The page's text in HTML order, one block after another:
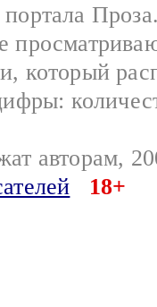
который
авторам,
18+